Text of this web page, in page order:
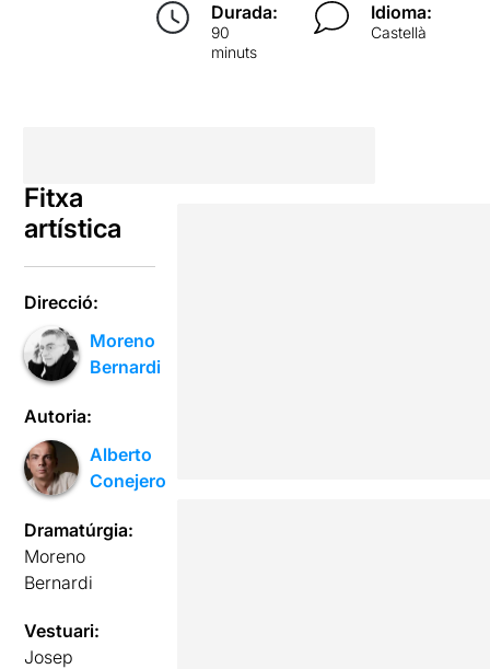
Durada:
90
minuts
Idioma:
Castellà
Fitxa
artística
Direcció:
Moreno
Bernardi
Autoria:
Alberto
Conejero
Dramatúrgia:
Moreno
Bernardi
Vestuari:
Josep